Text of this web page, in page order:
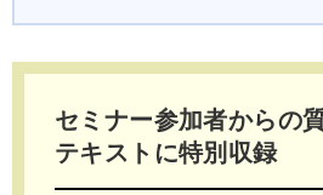
セミナー参加者からの
テキストに特別収録